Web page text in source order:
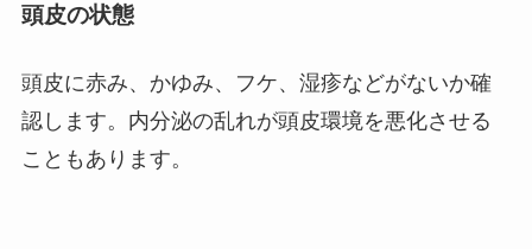
頭皮の状態
頭皮に赤み、かゆみ、フケ、湿疹などがないか確
認します。内分泌の乱れが頭皮環境を悪化させる
こともあります。